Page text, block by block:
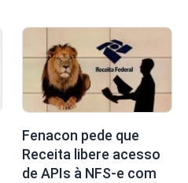
Fenacon pede que
Receita libere acesso
de APIs à NFS-e com